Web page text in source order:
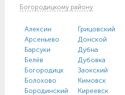
Богородицкому району
Алексин
Арсеньево
Барсуки
Белёв
Богородицк
Болохово
Бородинский
Грицовский
Донской
Дубна
Дубовка
Заокский
Кимовск
Киреевск